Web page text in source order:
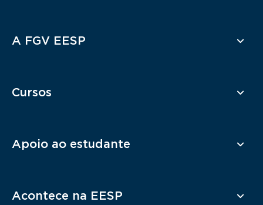
Rodapé
A FGV EESP
Cursos
Apoio ao estudante
Acontece na EESP